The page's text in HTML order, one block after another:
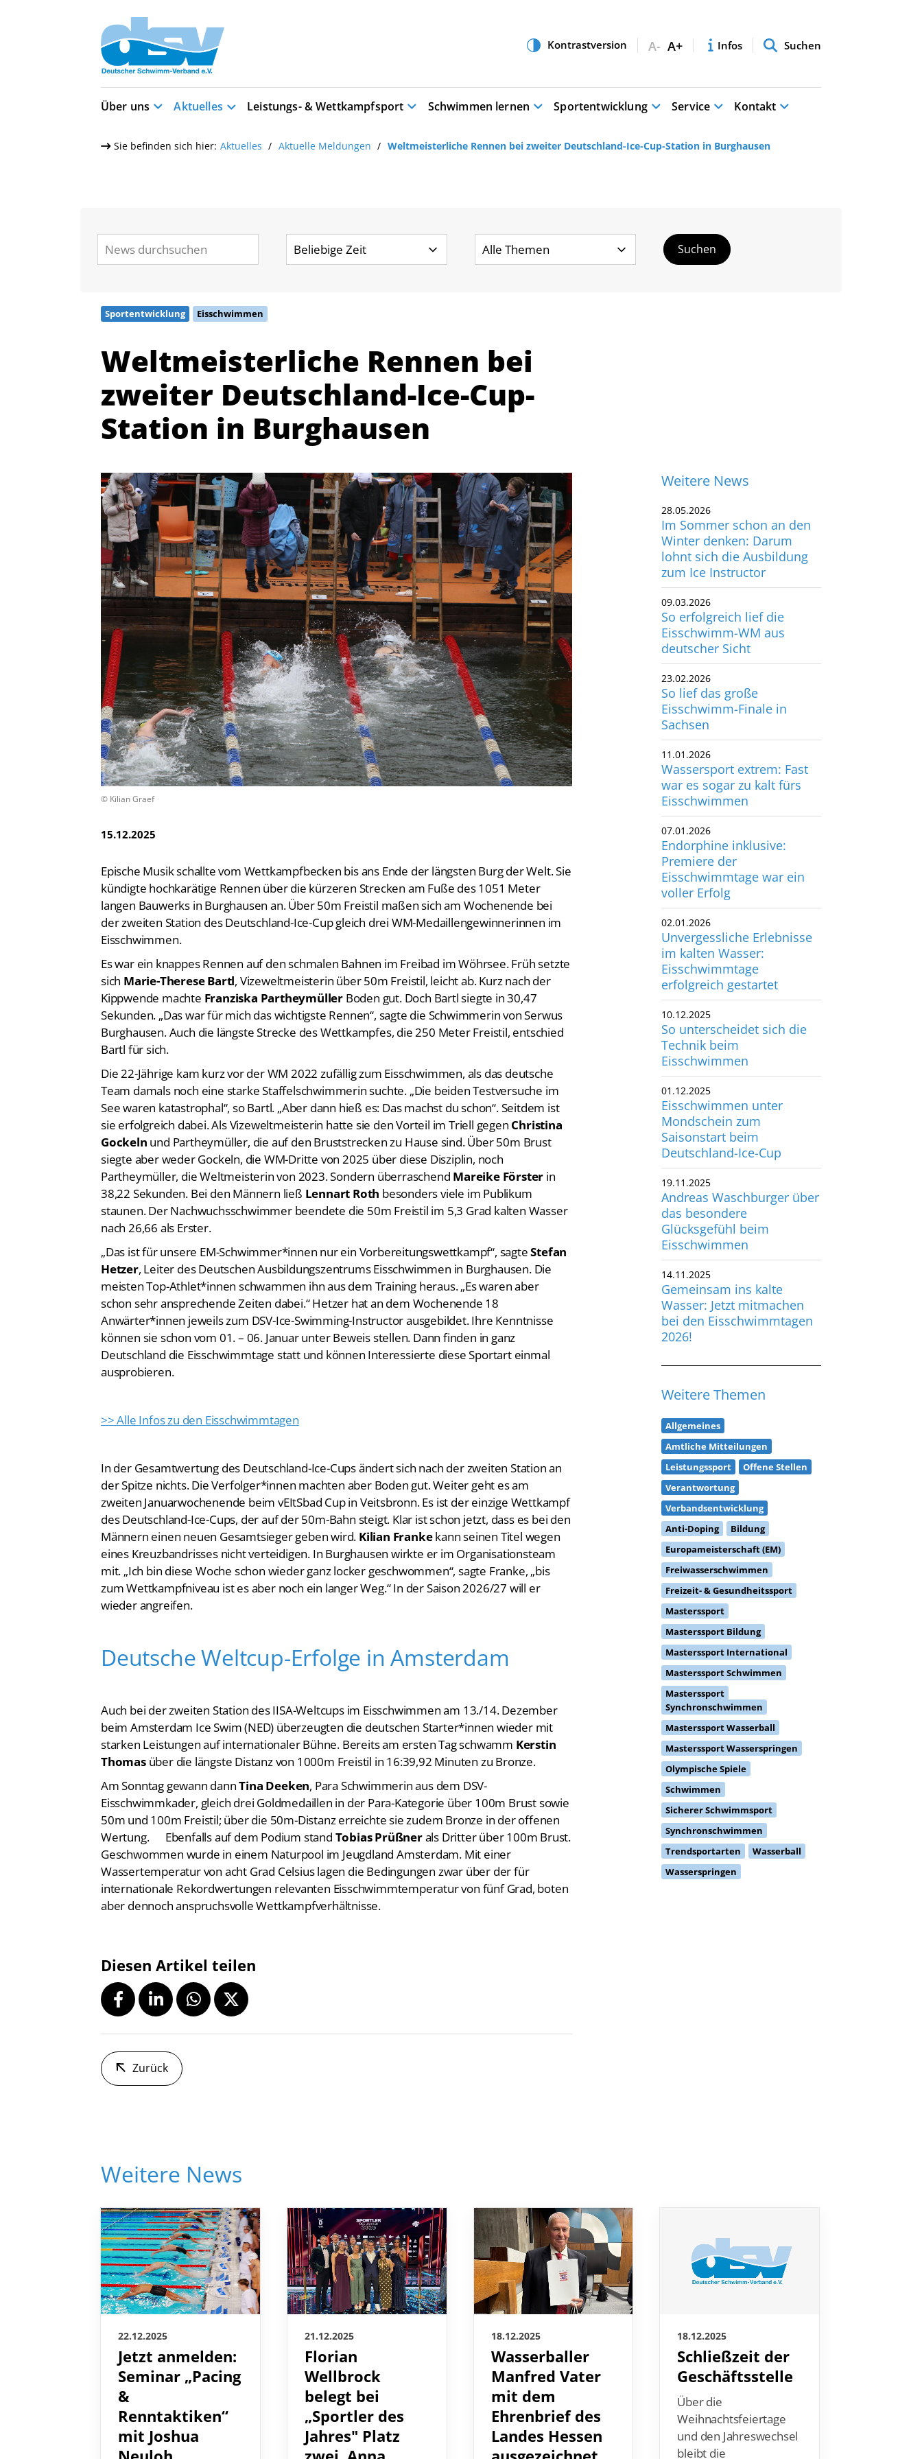
A- A+ Infos Suchen
Über uns Aktuelles Leistungs- & Wettkampfsport Schwimmen lernen Sportentwicklung Service Kontakt
Sie befinden sich hier: Aktuelles Aktuelle Meldungen Weltmeisterliche Rennen bei zweiter Deutschland-Ice-Cup-Station in Burghausen
Sportentwicklung Eisschwimmen
Weltmeisterliche Rennen bei
zweiter Deutschland-Ice-Cup-
Station in Burghausen
© Kilian Graef
15.12.2025
Epische Musik schallte vom Wettkampfbecken bis ans Ende der längsten Burg der Welt. Sie
kündigte hochkarätige Rennen über die kürzeren Strecken am Fuße des 1051 Meter
langen Bauwerks in Burghausen an. Über 50m Freistil maßen sich am Wochenende bei
der zweiten Station des Deutschland-Ice-Cup gleich drei WM-Medaillengewinnerinnen im
Eisschwimmen.
Es war ein knappes Rennen auf den schmalen Bahnen im Freibad im Wöhrsee. Früh setzte
sich Marie-Therese Bartl , Vizeweltmeisterin über 50m Freistil, leicht ab. Kurz nach der
Kippwende machte Franziska Partheymüller Boden gut. Doch Bartl siegte in 30,47
Sekunden. „Das war für mich das wichtigste Rennen“, sagte die Schwimmerin von Serwus
Burghausen. Auch die längste Strecke des Wettkampfes, die 250 Meter Freistil, entschied
Bartl für sich.
Die 22-Jährige kam kurz vor der WM 2022 zufällig zum Eisschwimmen, als das deutsche
Team damals noch eine starke Staffelschwimmerin suchte. „Die beiden Testversuche im
See waren katastrophal“, so Bartl. „Aber dann hieß es: Das machst du schon“. Seitdem ist
sie erfolgreich dabei. Als Vizeweltmeisterin hatte sie den Vorteil im Triell gegen Christina
Gockeln und Partheymüller, die auf den Bruststrecken zu Hause sind. Über 50m Brust
siegte aber weder Gockeln, die WM-Dritte von 2025 über diese Disziplin, noch
Partheymüller, die Weltmeisterin von 2023. Sondern überraschend Mareike Förster in
38,22 Sekunden. Bei den Männern ließ Lennart Roth besonders viele im Publikum
staunen. Der Nachwuchsschwimmer beendete die 50m Freistil im 5,3 Grad kalten Wasser
nach 26,66 als Erster.
„Das ist für unsere EM-Schwimmer*innen nur ein Vorbereitungswettkampf“, sagte Stefan
Hetzer, Leiter des Deutschen Ausbildungszentrums Eisschwimmen in Burghausen. Die
meisten Top-Athlet*innen schwammen ihn aus dem Training heraus. „Es waren aber
schon sehr ansprechende Zeiten dabei.“ Hetzer hat an dem Wochenende 18
Anwärter*innen jeweils zum DSV-Ice-Swimming-Instructor ausgebildet. Ihre Kenntnisse
können sie schon vom 01. – 06. Januar unter Beweis stellen. Dann finden in ganz
Deutschland die Eisschwimmtage statt und können Interessierte diese Sportart einmal
ausprobieren.
>> Alle Infos zu den Eisschwimmtagen
In der Gesamtwertung des Deutschland-Ice-Cups ändert sich nach der zweiten Station an
der Spitze nichts. Die Verfolger*innen machten aber Boden gut. Weiter geht es am
zweiten Januarwochenende beim vEItSbad Cup in Veitsbronn. Es ist der einzige Wettkampf
des Deutschland-Ice-Cups, der auf der 50m-Bahn steigt. Klar ist schon jetzt, dass es bei den
Männern einen neuen Gesamtsieger geben wird. Kilian Frankekann seinen Titel wegen
eines Kreuzbandrisses nicht verteidigen. In Burghausen wirkte er im Organisationsteam
mit. „Ich bin diese Woche schon wieder ganz locker geschwommen“, sagte Franke, „bis
zum Wettkampfniveau ist es aber noch ein langer Weg.“ In der Saison 2026/27 will er
wieder angreifen.
Deutsche Weltcup-Erfolge in Amsterdam
Auch bei der zweiten Station des IISA-Weltcups im Eisschwimmen am 13./14. Dezember
beim Amsterdam Ice Swim (NED) überzeugten die deutschen Starter*innen wieder mit
starken Leistungen auf internationaler Bühne. Bereits am ersten Tag schwamm Kerstin
Thomasüber die längste Distanz von 1000m Freistil in 16:39,92 Minuten zu Bronze.
Am Sonntag gewann dannTina Deeken , Para Schwimmerin aus dem DSV-
Eisschwimmkader, gleich drei Goldmedaillen in der Para-Kategorie über 100m Brust sowie
50m und 100m Freistil; über die 50m-Distanz erreichte sie zudem Bronze in der offenen
Wertung. Ebenfalls auf dem Podium stand Tobias Prüßnerals Dritter über 100m Brust.
Geschwommen wurde in einem Naturpool im Jeugdland Amsterdam. Mit einer
Wassertemperatur von acht Grad Celsius lagen die Bedingungen zwar über der für
internationale Rekordwertungen relevanten Eisschwimmtemperatur von fünf Grad, boten
aber dennoch anspruchsvolle Wettkampfverhältnisse.
Diesen Artikel teilen
Zurück
Weitere News
28.05.2026
Im Sommer schon an den
Winter denken: Darum
lohnt sich die Ausbildung
zum Ice Instructor
09.03.2026
So erfolgreich lief die
Eisschwimm-WM aus
deutscher Sicht
23.02.2026
So lief das große
Eisschwimm-Finale in
Sachsen
11.01.2026
Wassersport extrem: Fast
war es sogar zu kalt fürs
Eisschwimmen
07.01.2026
Endorphine inklusive:
Premiere der
Eisschwimmtage war ein
voller Erfolg
02.01.2026
Unvergessliche Erlebnisse
im kalten Wasser:
Eisschwimmtage
erfolgreich gestartet
10.12.2025
So unterscheidet sich die
Technik beim
Eisschwimmen
01.12.2025
Eisschwimmen unter
Mondschein zum
Saisonstart beim
Deutschland-Ice-Cup
19.11.2025
Andreas Waschburger über
das besondere
Glücksgefühl beim
Eisschwimmen
14.11.2025
Gemeinsam ins kalte
Wasser: Jetzt mitmachen
bei den Eisschwimmtagen
2026!
Weitere Themen
Allgemeines
Amtliche Mitteilungen
Leistungssport
Offene Stellen
Verantwortung
Verbandsentwicklung
Anti-Doping
Bildung
Europameisterschaft (EM)
Freiwasserschwimmen
Freizeit- & Gesundheitssport
Masterssport
Masterssport Bildung
Masterssport International
Masterssport Schwimmen
Masterssport
Synchronschwimmen
Masterssport Wasserball
Masterssport Wasserspringen
Olympische Spiele
Schwimmen
Sicherer Schwimmsport
Synchronschwimmen
Trendsportarten
Wasserball
Wasserspringen
Weitere News
22.12.2025
Jetzt anmelden:
Seminar „Pacing
&
Renntaktiken“
mit Joshua
Neuloh
21.12.2025
Florian
Wellbrock
belegt bei
„Sportler des
Jahres" Platz
zwei, Anna
18.12.2025
Wasserballer
Manfred Vater
mit dem
Ehrenbrief des
Landes Hessen
ausgezeichnet
18.12.2025
Schließzeit der
Geschäftsstelle
Über die
Weihnachtsfeiertage
und den Jahreswechsel
bleibt die
Quicklinks
Vereinsfinder
Lizenzwesen
Zentrale Hinweisstelle
Anti-Doping
Recht auf sicheren Schwimmsport
Abteilungen
Schwimmen
Freiwasserschwimmen
Wasserspringen
Wasserball
Synchronschwimmen
Masterssport
Deutscher Schwimm-Verband e.V.
Korbacher Straße 93
D-34132 Kassel
Fax: +49 561 94083-15
info@dsv.de